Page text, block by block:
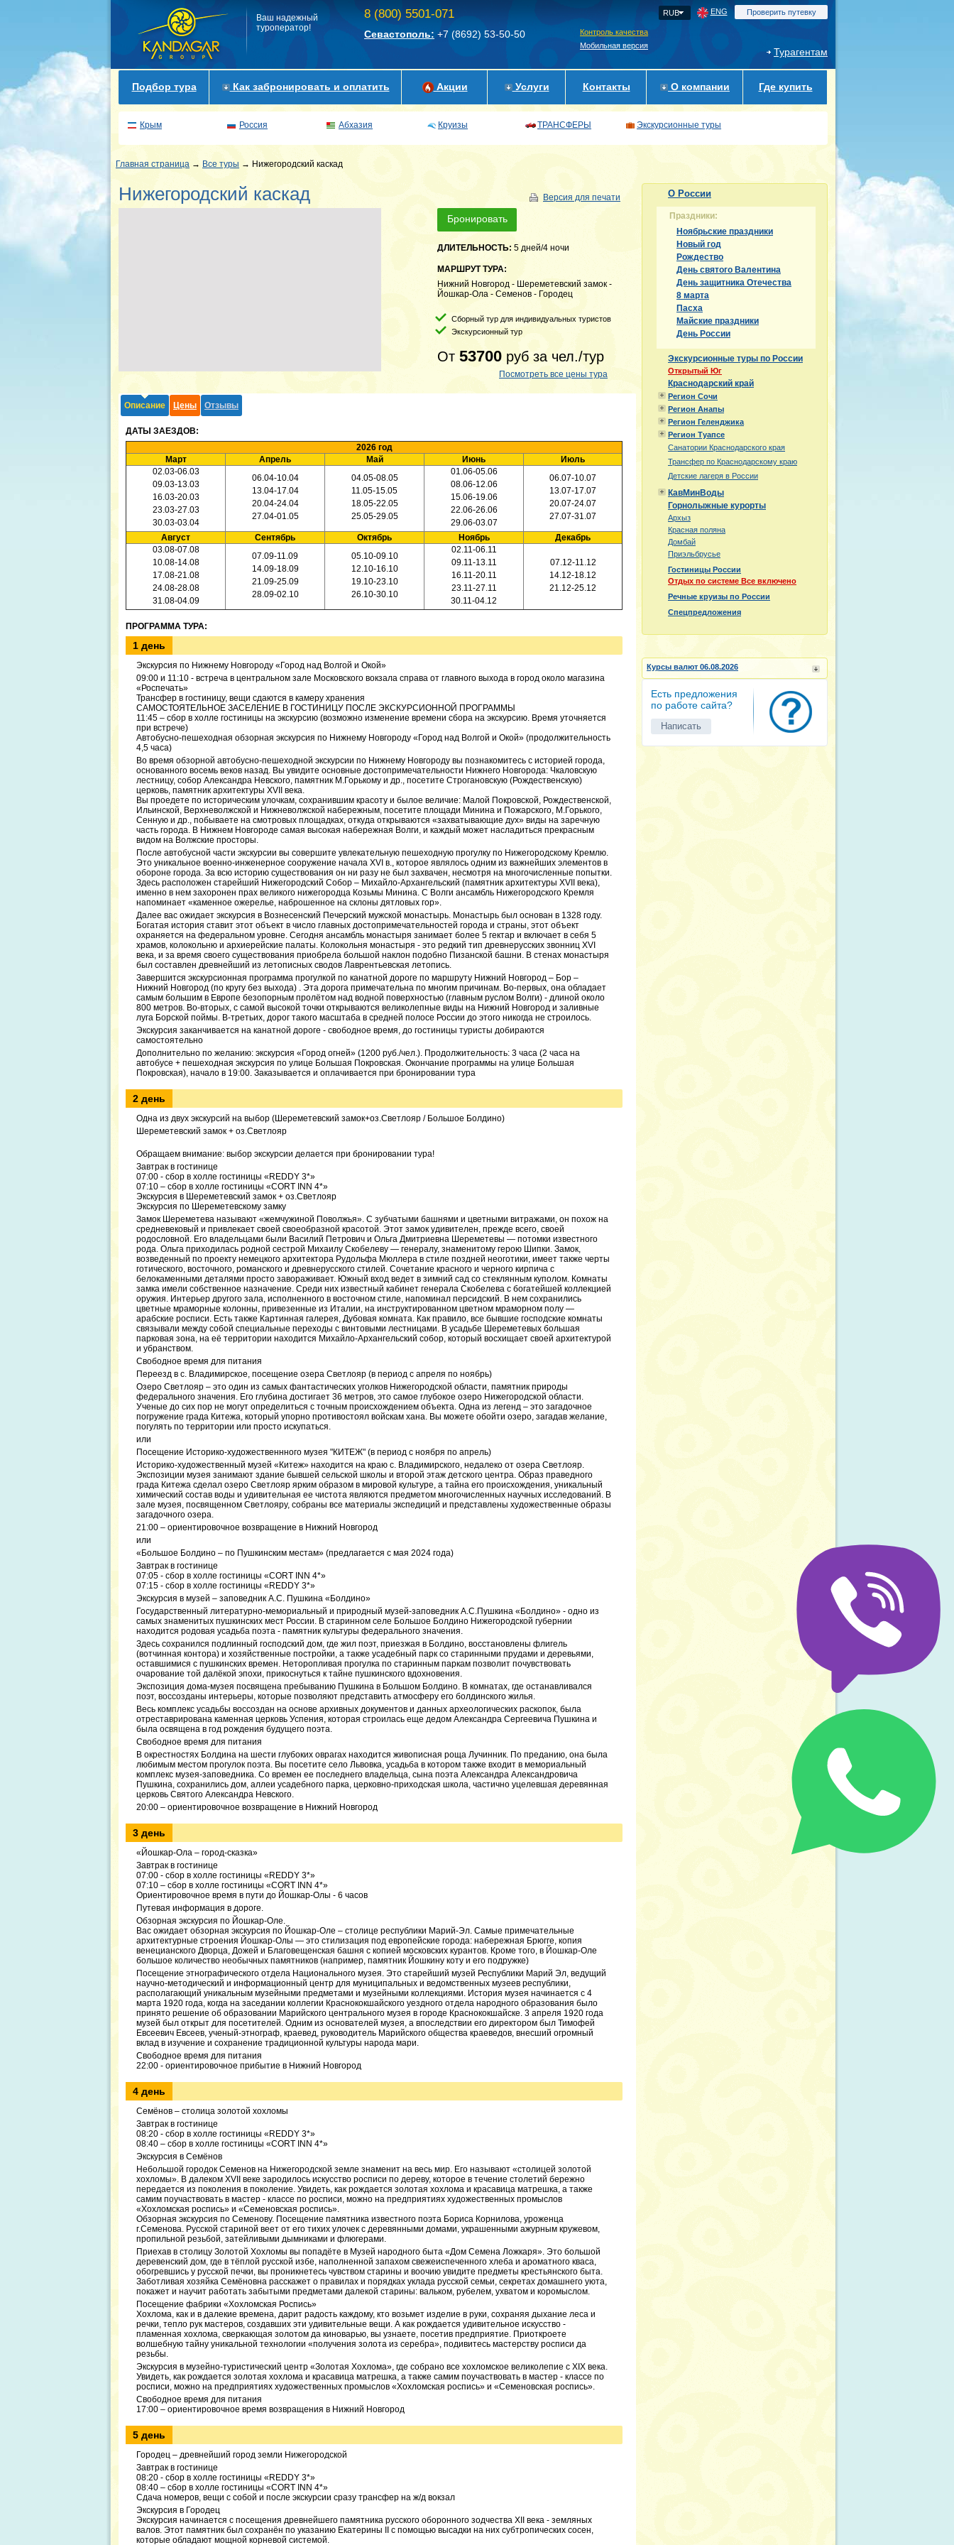
Ваш надежный
туроператор!
8 (800) 5501-071
Севастополь: +7 (8692) 53-50-50
Контроль качества
Мобильная версия
RUB ENG Проверить путевку
Турагентам
Подбор тура Как забронировать и оплатить Акции Услуги Контакты О компании Где купить
Крым Россия Абхазия Круизы ТРАНСФЕРЫ Экскурсионные туры
Главная страница → Все туры → Нижегородский каскад
Нижегородский каскад Версия для печати
Бронировать
ДЛИТЕЛЬНОСТЬ: 5 дней/4 ночи
МАРШРУТ ТУРА:
Нижний Новгород - Шереметевский замок -
Йошкар-Ола - Семенов - Городец
Сборный тур для индивидуальных туристов
Экскурсионный тур
От 53700 руб за чел./тур
Посмотреть все цены тура
Описание Цены Отзывы
ДАТЫ ЗАЕЗДОВ:
2026 год
Март
Апрель Май Июнь
Июль
02.03-06.03
09.03-13.03
16.03-20.03
23.03-27.03
30.03-03.04
06.04-10.04
13.04-17.04
20.04-24.04
27.04-01.05
04.05-08.05
11.05-15.05
18.05-22.05
25.05-29.05
01.06-05.06
08.06-12.06
15.06-19.06
22.06-26.06
29.06-03.07
06.07-10.07
13.07-17.07
20.07-24.07
27.07-31.07
Август Сентябрь Октябрь Ноябрь
Декабрь
03.08-07.08
10.08-14.08
17.08-21.08
24.08-28.08
31.08-04.09
07.09-11.09
14.09-18.09
21.09-25.09
28.09-02.10
05.10-09.10
12.10-16.10
19.10-23.10
26.10-30.10
02.11-06.11
09.11-13.11
16.11-20.11
23.11-27.11
30.11-04.12
07.12-11.12
14.12-18.12
21.12-25.12
ПРОГРАММА ТУРА:
1 день
Экскурсия по Нижнему Новгороду «Город над Волгой и Окой»
09:00 и 11:10 - встреча в центральном зале Московского вокзала справа от главного выхода в город около магазина
«Роспечать»
Трансфер в гостиницу, вещи сдаются в камеру хранения
САМОСТОЯТЕЛЬНОЕ ЗАСЕЛЕНИЕ В ГОСТИНИЦУ ПОСЛЕ ЭКСКУРСИОННОЙ ПРОГРАММЫ
11:45 – сбор в холле гостиницы на экскурсию (возможно изменение времени сбора на экскурсию. Время уточняется
при встрече)
Автобусно-пешеходная обзорная экскурсия по Нижнему Новгороду «Город над Волгой и Окой» (продолжительность
4,5 часа)
Во время обзорной автобусно-пешеходной экскурсии по Нижнему Новгороду вы познакомитесь с историей города,
основанного восемь веков назад. Вы увидите основные достопримечательности Нижнего Новгорода: Чкаловскую
лестницу, собор Александра Невского, памятник М.Горькому и др., посетите Строгановскую (Рождественскую)
церковь, памятник архитектуры ХVII века.
Вы проедете по историческим улочкам, сохранившим красоту и былое величие: Малой Покровской, Рождественской,
Ильинской, Верхневолжской и Нижневолжской набережным, посетите площади Минина и Пожарского, М.Горького,
Сенную и др., побываете на смотровых площадках, откуда открываются «захватывающие дух» виды на заречную
часть города. В Нижнем Новгороде самая высокая набережная Волги, и каждый может насладиться прекрасным
видом на Волжские просторы.
После автобусной части экскурсии вы совершите увлекательную пешеходную прогулку по Нижегородскому Кремлю.
Это уникальное военно-инженерное сооружение начала XVI в., которое являлось одним из важнейших элементов в
обороне города. За всю историю существования он ни разу не был захвачен, несмотря на многочисленные попытки.
Здесь расположен старейший Нижегородский Собор – Михайло-Архангельский (памятник архитектуры ХVII века),
именно в нем захоронен прах великого нижегородца Козьмы Минина. С Волги ансамбль Нижегородского Кремля
напоминает «каменное ожерелье, наброшенное на склоны дятловых гор».
Далее вас ожидает экскурсия в Вознесенский Печерский мужской монастырь. Монастырь был основан в 1328 году.
Богатая история ставит этот объект в число главных достопримечательностей города и страны, этот объект
охраняется на федеральном уровне. Сегодня ансамбль монастыря занимает более 5 гектар и включает в себя 5
храмов, колокольню и архиерейские палаты. Колокольня монастыря - это редкий тип древнерусских звонниц ХVI
века, и за время своего существования приобрела большой наклон подобно Пизанской башни. В стенах монастыря
был составлен древнейший из летописных сводов Лаврентьевская летопись.
Завершится экскурсионная программа прогулкой по канатной дороге по маршруту Нижний Новгород – Бор –
Нижний Новгород (по кругу без выхода) . Эта дорога примечательна по многим причинам. Во-первых, она обладает
самым большим в Европе безопорным пролётом над водной поверхностью (главным руслом Волги) - длиной около
800 метров. Во-вторых, с самой высокой точки открываются великолепные виды на Нижний Новгород и заливные
луга Борской поймы. В-третьих, дорог такого масштаба в средней полосе России до этого никогда не строилось.
Экскурсия заканчивается на канатной дороге - свободное время, до гостиницы туристы добираются
самостоятельно
Дополнительно по желанию: экскурсия «Город огней» (1200 руб./чел.). Продолжительность: 3 часа (2 часа на
автобусе + пешеходная экскурсия по улице Большая Покровская. Окончание программы на улице Большая
Покровская), начало в 19:00. Заказывается и оплачивается при бронировании тура
2 день
Одна из двух экскурсий на выбор (Шереметевский замок+оз.Светлояр / Большое Болдино)
Шереметевский замок + оз.Светлояр
Обращаем внимание: выбор экскурсии делается при бронировании тура!
Завтрак в гостинице
07:00 - сбор в холле гостиницы «REDDY 3*»
07:10 – сбор в холле гостиницы «CORT INN 4*»
Экскурсия в Шереметевский замок + оз.Светлояр
Экскурсия по Шереметевскому замку
Замок Шереметева называют «жемчужиной Поволжья». С зубчатыми башнями и цветными витражами, он похож на
средневековый и привлекает своей своеобразной красотой. Этот замок удивителен, прежде всего, своей
родословной. Его владельцами были Василий Петрович и Ольга Дмитриевна Шереметевы — потомки известного
рода. Ольга приходилась родной сестрой Михаилу Скобелеву — генералу, знаменитому герою Шипки. Замок,
возведенный по проекту немецкого архитектора Рудольфа Мюллера в стиле поздней неоготики, имеет также черты
готического, восточного, романского и древнерусского стилей. Сочетание красного и черного кирпича с
белокаменными деталями просто завораживает. Южный вход ведет в зимний сад со стеклянным куполом. Комнаты
замка имели собственное назначение. Среди них известный кабинет генерала Скобелева с богатейшей коллекцией
оружия. Интерьер другого зала, исполненного в восточном стиле, напоминал персидский. В нем сохранились
цветные мраморные колонны, привезенные из Италии, на инструктированном цветном мраморном полу —
арабские росписи. Есть также Картинная галерея, Дубовая комната. Как правило, все бывшие господские комнаты
связывали между собой специальные переходы с винтовыми лестницами. В усадьбе Шереметевых большая
парковая зона, на её территории находится Михайло-Архангельский собор, который восхищает своей архитектурой
и убранством.
Свободное время для питания
Переезд в с. Владимирское, посещение озера Светлояр (в период с апреля по ноябрь)
Озеро Светлояр – это один из самых фантастических уголков Нижегородской области, памятник природы
федерального значения. Его глубина достигает 36 метров, это самое глубокое озеро Нижегородской области.
Ученые до сих пор не могут определиться с точным происхождением объекта. Одна из легенд – это загадочное
погружение града Китежа, который упорно противостоял войскам хана. Вы можете обойти озеро, загадав желание,
погулять по территории или просто искупаться.
или
Посещение Историко-художественнного музея "КИТЕЖ" (в период с ноября по апрель)
Историко-художественный музей «Китеж» находится на краю с. Владимирского, недалеко от озера Светлояр.
Экспозиции музея занимают здание бывшей сельской школы и второй этаж детского центра. Образ праведного
града Китежа сделал озеро Светлояр ярким образом в мировой культуре, а тайна его происхождения, уникальный
химический состав воды и удивительная ее чистота являются предметом многочисленных научных исследований. В
зале музея, посвященном Светлояру, собраны все материалы экспедиций и представлены художественные образы
загадочного озера.
21:00 – ориентировочное возвращение в Нижний Новгород
или
«Большое Болдино – по Пушкинским местам» (предлагается с мая 2024 года)
Завтрак в гостинице
07:05 - сбор в холле гостиницы «CORT INN 4*»
07:15 - сбор в холле гостиницы «REDDY 3*»
Экскурсия в музей – заповедник А.С. Пушкина «Болдино»
Государственный литературно-мемориальный и природный музей-заповедник А.С.Пушкина «Болдино» - одно из
самых знаменитых пушкинских мест России. В старинном селе Большое Болдино Нижегородской губернии
находится родовая усадьба поэта - памятник культуры федерального значения.
Здесь сохранился подлинный господский дом, где жил поэт, приезжая в Болдино, восстановлены флигель
(вотчинная контора) и хозяйственные постройки, а также усадебный парк со старинными прудами и деревьями,
оставшимися с пушкинских времен. Неторопливая прогулка по старинным паркам позволит почувствовать
очарование той далёкой эпохи, прикоснуться к тайне пушкинского вдохновения.
Экспозиция дома-музея посвящена пребыванию Пушкина в Большом Болдино. В комнатах, где останавливался
поэт, воссозданы интерьеры, которые позволяют представить атмосферу его болдинского жилья.
Весь комплекс усадьбы воссоздан на основе архивных документов и данных археологических раскопок, была
отреставрирована каменная церковь Успения, которая строилась еще дедом Александра Сергеевича Пушкина и
была освящена в год рождения будущего поэта.
Свободное время для питания
В окрестностях Болдина на шести глубоких оврагах находится живописная роща Лучинник. По преданию, она была
любимым местом прогулок поэта. Вы посетите село Львовка, усадьба в котором также входит в мемориальный
комплекс музея-заповедника. Со времен ее последнего владельца, сына поэта Александра Александровича
Пушкина, сохранились дом, аллеи усадебного парка, церковно-приходская школа, частично уцелевшая деревянная
церковь Святого Александра Невского.
20:00 – ориентировочное возвращение в Нижний Новгород
3 день
«Йошкар-Ола – город-сказка»
Завтрак в гостинице
07:00 - сбор в холле гостиницы «REDDY 3*»
07:10 – сбор в холле гостиницы «CORT INN 4*»
Ориентировочное время в пути до Йошкар-Олы - 6 часов
Путевая информация в дороге.
Обзорная экскурсия по Йошкар-Оле.
Вас ожидает обзорная экскурсия по Йошкар-Оле – столице республики Марий-Эл. Самые примечательные
архитектурные строения Йошкар-Олы — это стилизация под европейские города: набережная Брюгге, копия
венецианского Дворца, Дожей и Благовещенская башня с копией московских курантов. Кроме того, в Йошкар-Оле
большое количество необычных памятников (например, памятник Йошкину коту и его подружке)
Посещение этнографического отдела Национального музея. Это старейший музей Республики Марий Эл, ведущий
научно-методический и информационный центр для муниципальных и ведомственных музеев республики,
располагающий уникальным музейными предметами и музейными коллекциями. История музея начинается с 4
марта 1920 года, когда на заседании коллегии Краснококшайского уездного отдела народного образования было
принято решение об образовании Марийского центрального музея в городе Краснококшайске. 3 апреля 1920 года
музей был открыт для посетителей. Одним из основателей музея, а впоследствии его директором был Тимофей
Евсеевич Евсеев, ученый-этнограф, краевед, руководитель Марийского общества краеведов, внесший огромный
вклад в изучение и сохранение традиционной культуры народа мари.
Свободное время для питания
22:00 - ориентировочное прибытие в Нижний Новгород
4 день
Семёнов – столица золотой хохломы
Завтрак в гостинице
08:20 - сбор в холле гостиницы «REDDY 3*»
08:40 – сбор в холле гостиницы «CORT INN 4*»
Экскурсия в Семёнов
Небольшой городок Семенов на Нижегородской земле знаменит на весь мир. Его называют «столицей золотой
хохломы». В далеком XVII веке зародилось искусство росписи по дереву, которое в течение столетий бережно
передается из поколения в поколение. Увидеть, как рождается золотая хохлома и красавица матрешка, а также
самим поучаствовать в мастер - классе по росписи, можно на предприятиях художественных промыслов
«Хохломская роспись» и «Семеновская роспись».
Обзорная экскурсия по Семенову. Посещение памятника известного поэта Бориса Корнилова, уроженца
г.Семенова. Русской стариной веет от его тихих улочек с деревянными домами, украшенными ажурным кружевом,
пропильной резьбой, затейливыми дымниками и флюгерами.
Приехав в столицу Золотой Хохломы вы попадёте в Музей народного быта «Дом Семена Ложкаря». Это большой
деревенский дом, где в тёплой русской избе, наполненной запахом свежеиспеченного хлеба и ароматного кваса,
обогревшись у русской печки, вы проникнетесь чувством старины и воочию увидите предметы крестьянского быта.
Заботливая хозяйка Семёновна расскажет о правилах и порядках уклада русской семьи, секретах домашнего уюта,
покажет и научит работать забытыми предметами далекой старины: вальком, рубелем, ухватом и коромыслом.
Посещение фабрики «Хохломская Роспись»
Хохлома, как и в далекие времена, дарит радость каждому, кто возьмет изделие в руки, сохраняя дыхание леса и
речки, тепло рук мастеров, создавших эти удивительные вещи. А как рождается удивительное искусство -
пламенная хохлома, сверкающая золотом да киноварью, вы узнаете, посетив предприятие. Приоткроете
волшебную тайну уникальной технологии «получения золота из серебра», подивитесь мастерству росписи да
резьбы.
Экскурсия в музейно-туристический центр «Золотая Хохлома», где собрано все хохломское великолепие с XIX века.
Увидеть, как рождается золотая хохлома и красавица матрешка, а также самим поучаствовать в мастер - классе по
росписи, можно на предприятиях художественных промыслов «Хохломская роспись» и «Семеновская роспись».
Свободное время для питания
17:00 – ориентировочное время возвращения в Нижний Новгород
5 день
Городец – древнейший город земли Нижегородской
Завтрак в гостинице
08:20 - сбор в холле гостиницы «REDDY 3*»
08:40 – сбор в холле гостиницы «CORT INN 4*»
Сдача номеров, вещи с собой и после экскурсии сразу трансфер на ж/д вокзал
Экскурсия в Городец
Экскурсия начинается с посещения древнейшего памятника русского оборонного зодчества XII века - земляных
валов. Этот памятник был сохранён по указанию Екатерины II с помощью высадки на них субтропических сосен,
которые обладают мощной корневой системой.
О России
Праздники:
Ноябрьские праздники
Новый год
Рождество
День святого Валентина
День защитника Отечества
8 марта
Пасха
Майские праздники
День России
Экскурсионные туры по России
Открытый Юг
Краснодарский край
Регион Сочи
Регион Анапы
Регион Геленджика
Регион Туапсе
Санатории Краснодарского края
Трансфер по Краснодарскому краю
Детские лагеря в России
КавМинВоды
Горнолыжные курорты
Архыз
Красная поляна
Домбай
Приэльбрусье
Гостиницы России
Отдых по системе Все включено
Речные круизы по России
Спецпредложения
Курсы валют 06.08.2026
Есть предложения
по работе сайта?
Написать